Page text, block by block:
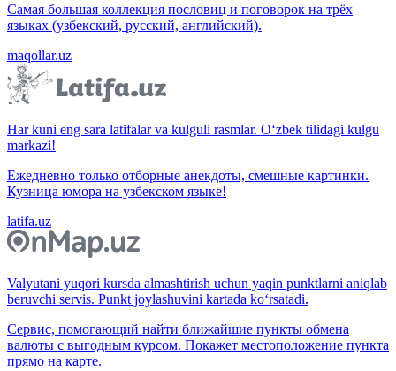
Самая большая коллекция пословиц и поговорок на трёх
языках (узбекский, русский, английский).
maqollar.uz
Har kuni eng sara latifalar va kulguli rasmlar. O‘zbek tilidagi kulgu
markazi!
Ежедневно только отборные анекдоты, смешные картинки.
Кузница юмора на узбекском языке!
latifa.uz
Valyutani yuqori kursda almashtirish uchun yaqin punktlarni aniqlab
beruvchi servis. Punkt joylashuvini kartada ko‘rsatadi.
Сервис, помогающий найти ближайшие пункты обмена
валюты с выгодным курсом. Покажет местоположение пункта
прямо на карте.